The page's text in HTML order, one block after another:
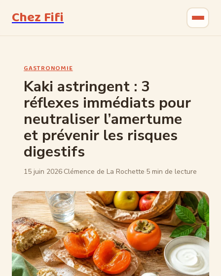
Chez Fifi
Bricolage
Jardinage
Maison & Déco
GASTRONOMIE
Kaki astringent : 3
réflexes immédiats pour
neutraliser l’amertume
et prévenir les risques
digestifs
15 juin 2026·Clémence de La Rochette·5 min de lecture